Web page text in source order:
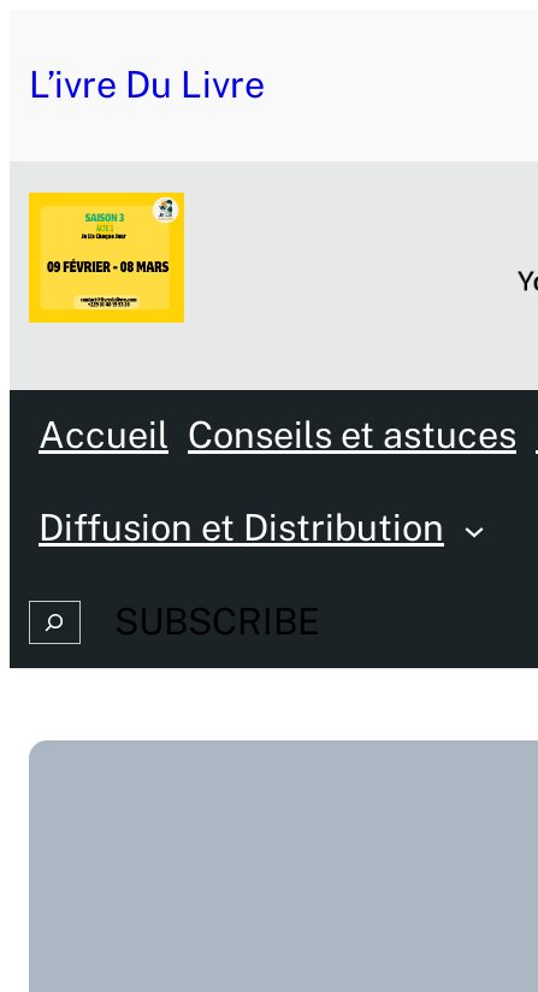
L’ivre Du Livre
Accueil Conseils et astuces
Diffusion et Distribution
SearchSUBSCRIBE